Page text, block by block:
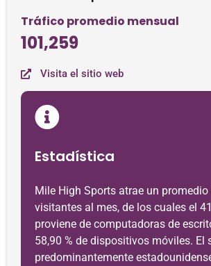
Tráfico promedio mensual
101,259
Visita el sitio web
Estadística
Mile High Sports atrae un promedio
visitantes al mes, de los cuales el
proviene de computadoras de
58,90 % de dispositivos móviles. El
predominantemente